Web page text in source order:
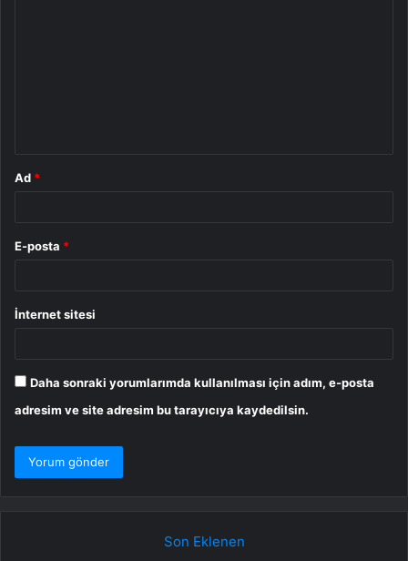
Ad *
E-posta *
İnternet sitesi
Daha sonraki yorumlarımda kullanılması için adım, e-posta
adresim ve site adresim bu tarayıcıya kaydedilsin.
Son Eklenen